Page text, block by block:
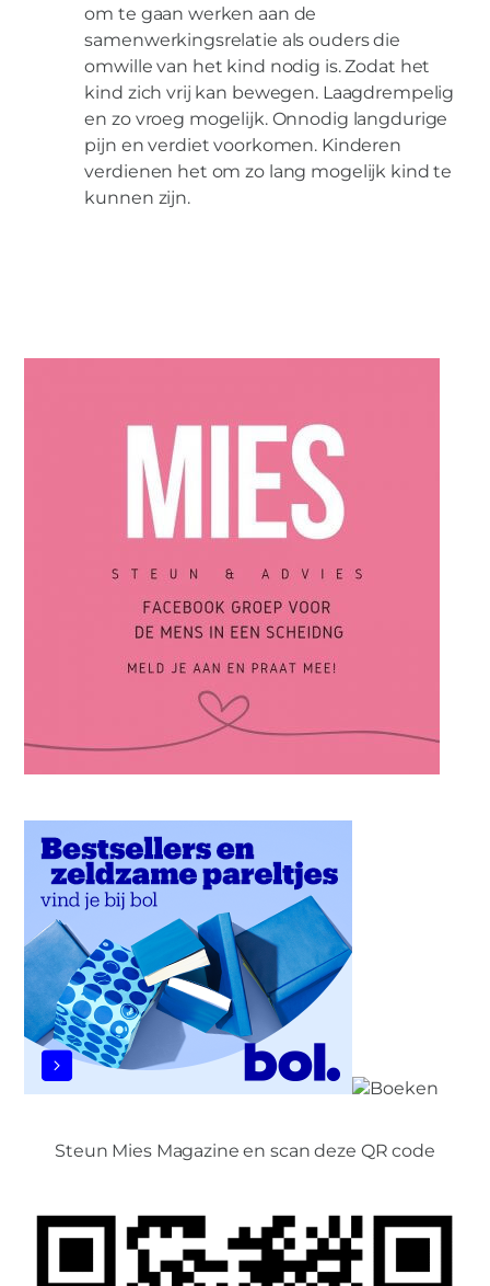
om te gaan werken aan de
samenwerkingsrelatie als ouders die
omwille van het kind nodig is. Zodat het
kind zich vrij kan bewegen. Laagdrempelig
en zo vroeg mogelijk. Onnodig langdurige
pijn en verdiet voorkomen. Kinderen
verdienen het om zo lang mogelijk kind te
kunnen zijn.
Steun Mies Magazine en scan deze QR code